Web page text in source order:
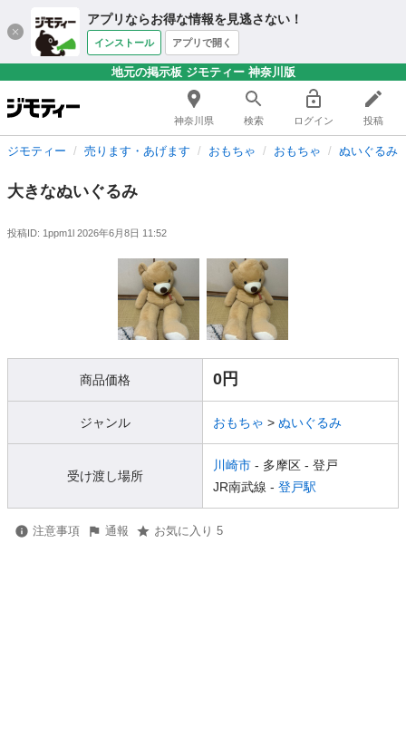
アプリならお得な情報を見逃さない！
インストール アプリで開く
地元の掲示板 ジモティー 神奈川版
神奈川県 検索 ログイン 投稿
ジモティー 売ります・あげます おもちゃ おもちゃ ぬいぐるみ
大きなぬいぐるみ
投稿ID: 1ppm1l 2026年6月8日 11:52
商品価格 0円
ジャンル おもちゃ > ぬいぐるみ
受け渡し場所
川崎市 - 多摩区 - 登戸
JR南武線 - 登戸駅
注意事項 通報 お気に入り 5